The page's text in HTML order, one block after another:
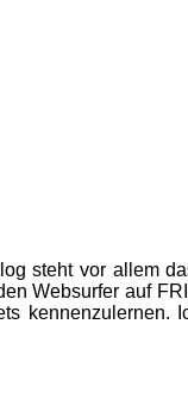
steht vor allem
Websurfer auf